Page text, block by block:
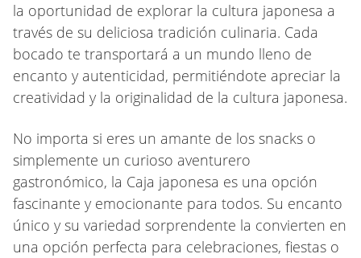
la oportunidad de explorar la cultura japonesa a
través de su deliciosa tradición culinaria. Cada
bocado te transportará a un mundo lleno de
encanto y autenticidad, permitiéndote apreciar la
creatividad y la originalidad de la cultura japonesa.
No importa si eres un amante de los snacks o
simplemente un curioso aventurero
gastronómico, la Caja japonesa es una opción
fascinante y emocionante para todos. Su encanto
único y su variedad sorprendente la convierten en
una opción perfecta para celebraciones, fiestas o